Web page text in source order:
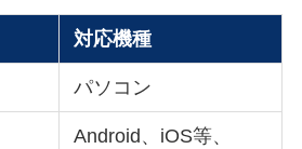
対応機種
パソコン
Android、iOS等、